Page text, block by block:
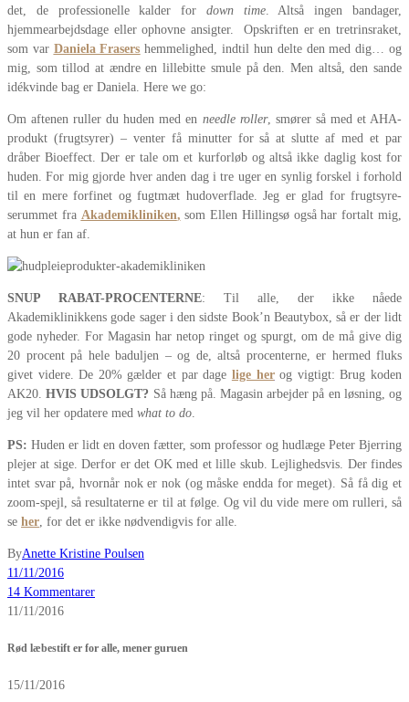
det, de professionelle kalder for down time. Altså ingen bandager,
hjemmearbejdsdage eller ophovne ansigter. Opskriften er en tretrinsraket,
som var Daniela Frasers hemmelighed, indtil hun delte den med dig… og
mig, som tillod at ændre en lillebitte smule på den. Men altså, den sande
idékvinde bag er Daniela. Here we go:
Om aftenen ruller du huden med en needle roller, smører så med et AHA-
produkt (frugtsyrer) – venter få minutter for så at slutte af med et par
dråber Bioeffect. Der er tale om et kurforløb og altså ikke daglig kost for
huden. For mig gjorde hver anden dag i tre uger en synlig forskel i forhold
til en mere forfinet og fugtmæt hudoverflade. Jeg er glad for frugtsyre-
serummet fra Akademikliniken, som Ellen Hillingsø også har fortalt mig,
at hun er fan af.
SNUP RABAT-PROCENTERNE: Til alle, der ikke nåede
Akademiklinikkens gode sager i den sidste Book’n Beautybox, så er der lidt
gode nyheder. For Magasin har netop ringet og spurgt, om de må give dig
20 procent på hele baduljen – og de, altså procenterne, er hermed fluks
givet videre. De 20% gælder et par dage lige herog vigtigt: Brug koden
AK20.HVIS UDSOLGT? Så hæng på. Magasin arbejder på en løsning, og
jeg vil her opdatere med what to do.
PS: Huden er lidt en doven fætter, som professor og hudlæge Peter Bjerring
plejer at sige. Derfor er det OK med et lille skub. Lejlighedsvis. Der findes
intet svar på, hvornår nok er nok (og måske endda for meget). Så få dig et
zoom-spejl, så resultaterne er til at følge. Og vil du vide mere om rulleri, så
se her, for det er ikke nødvendigvis for alle.
ByAnette Kristine Poulsen
11/11/2016
14 Kommentarer
11/11/2016
Rød læbestift er for alle, mener guruen
15/11/2016